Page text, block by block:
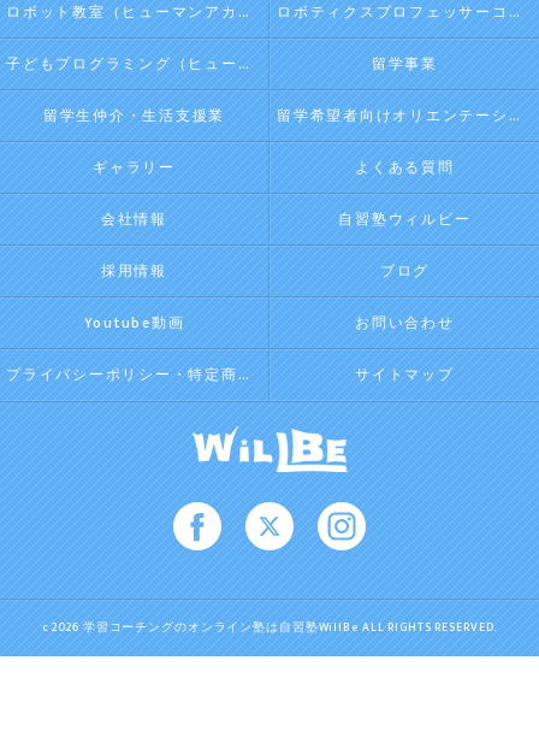
ロボット教室（ヒューマンアカデミージュニアプログラム） ロボティクスプロフェッサーコース（ヒューマンアカデミージュニアプログラム）
子どもプログラミング（ヒューマンアカデミージュニアプログラム） 留学事業
留学生仲介・生活支援業 留学希望者向けオリエンテーション
ギャラリー よくある質問
会社情報 自習塾ウィルビー
採用情報 ブログ
Youtube動画 お問い合わせ
プライバシーポリシー・特定商取引法に基づく表記 サイトマップ
c 2026 学習コーチングのオンライン塾は自習塾WillBe ALL RIGHTS RESERVED.